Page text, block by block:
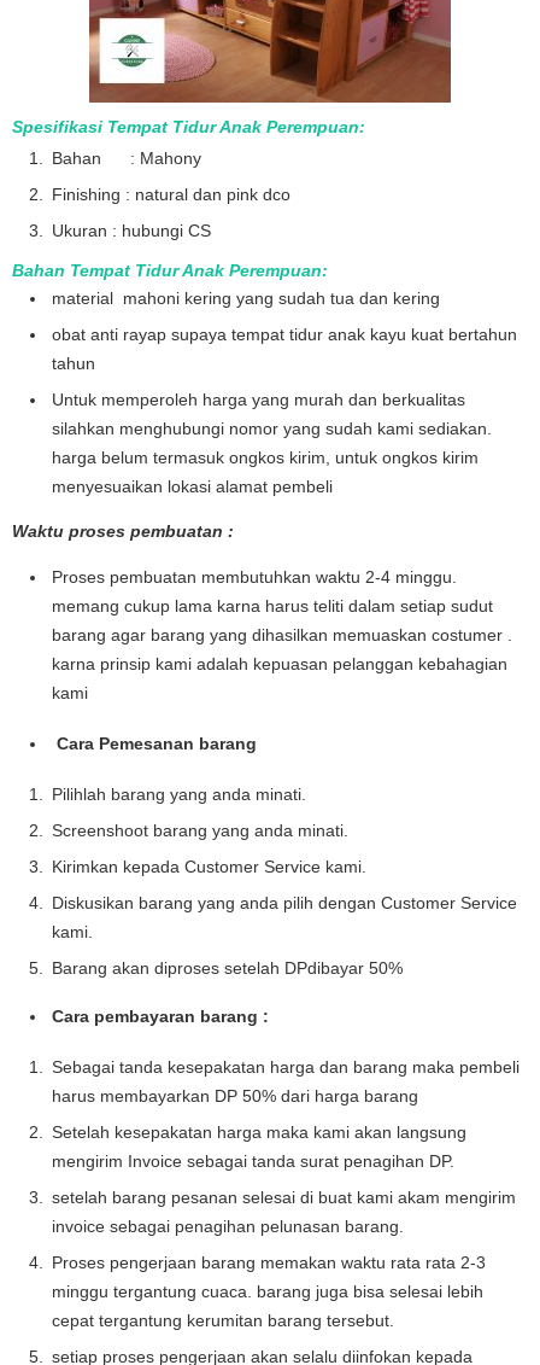
Spesifikasi Tempat Tidur Anak Perempuan:
Bahan : Mahony
Finishing : natural dan pink dco
Ukuran : hubungi CS
Bahan Tempat Tidur Anak Perempuan:
material mahoni kering yang sudah tua dan kering
obat anti rayap supaya tempat tidur anak kayu kuat bertahun
tahun
Untuk memperoleh harga yang murah dan berkualitas
silahkan menghubungi nomor yang sudah kami sediakan.
harga belum termasuk ongkos kirim, untuk ongkos kirim
menyesuaikan lokasi alamat pembeli
Waktu proses pembuatan :
Proses pembuatan membutuhkan waktu 2-4 minggu.
memang cukup lama karna harus teliti dalam setiap sudut
barang agar barang yang dihasilkan memuaskan costumer .
karna prinsip kami adalah kepuasan pelanggan kebahagian
kami
Cara Pemesanan barang
Pilihlah barang yang anda minati.
Screenshoot barang yang anda minati.
Kirimkan kepada Customer Service kami.
Diskusikan barang yang anda pilih dengan Customer Service
kami.
Barang akan diproses setelah DPdibayar 50%
Cara pembayaran barang :
Sebagai tanda kesepakatan harga dan barang maka pembeli
harus membayarkan DP 50% dari harga barang
Setelah kesepakatan harga maka kami akan langsung
mengirim Invoice sebagai tanda surat penagihan DP.
setelah barang pesanan selesai di buat kami akam mengirim
invoice sebagai penagihan pelunasan barang.
Proses pengerjaan barang memakan waktu rata rata 2-3
minggu tergantung cuaca. barang juga bisa selesai lebih
cepat tergantung kerumitan barang tersebut.
setiap proses pengerjaan akan selalu diinfokan kepada